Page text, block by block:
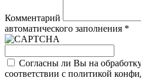
Комментарий
автоматического заполнения *
Согласны ли Вы на
соответствии с политикой